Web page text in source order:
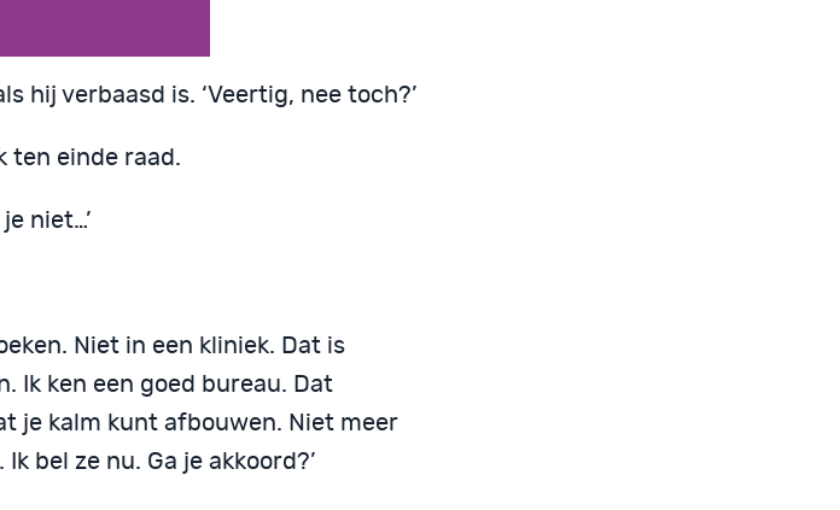
hij verbaasd is. ‘Veertig, nee toch?’
ten einde raad.
niet…’
Niet in een kliniek. Dat is
Ik ken een goed bureau. Dat
je kalm kunt afbouwen. Niet meer
bel ze nu. Ga je akkoord?’